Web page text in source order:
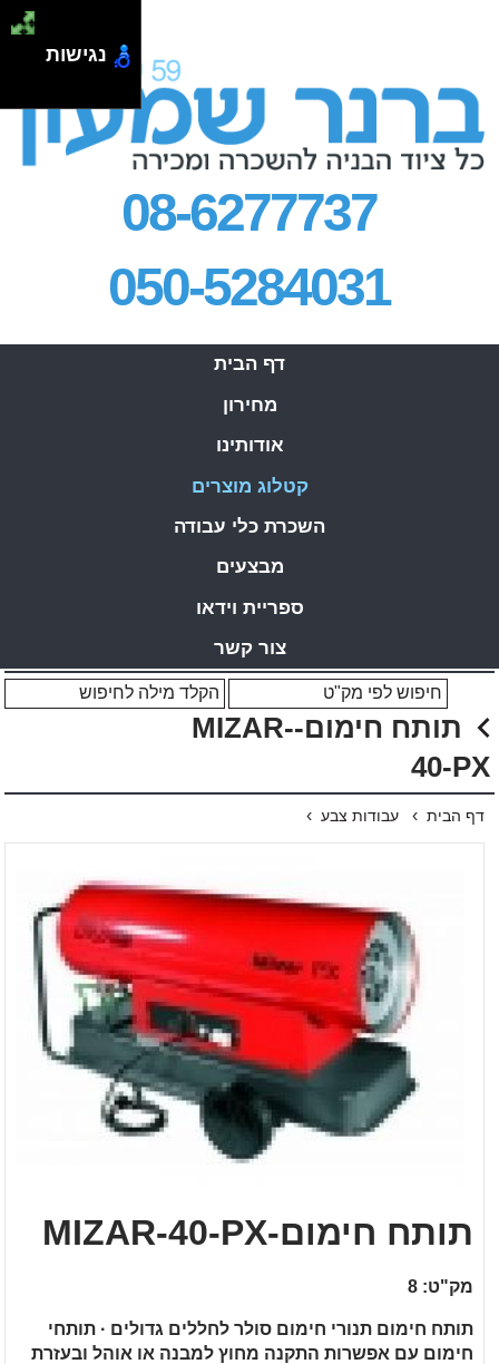
08-6277737
050-5284031
דף הבית
מחירון
אודותינו
קטלוג מוצרים
השכרת כלי עבודה
מבצעים
ספריית וידאו
צור קשר
תותח חימום-MIZAR-
40-PX
דף הבית › עבודות צבע ›
תותח חימום-MIZAR-40-PX
מק"ט: 8
תותח חימום תנורי חימום סולר לחללים גדולים · תותחי
חימום עם אפשרות התקנה מחוץ למבנה או אוהל ובעזרת
נגישות